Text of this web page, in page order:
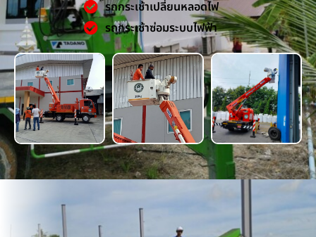
รถกระเช้าเปลี่ยนหลอดไฟ
รถกระเช้าซ่อมระบบไฟฟ้า